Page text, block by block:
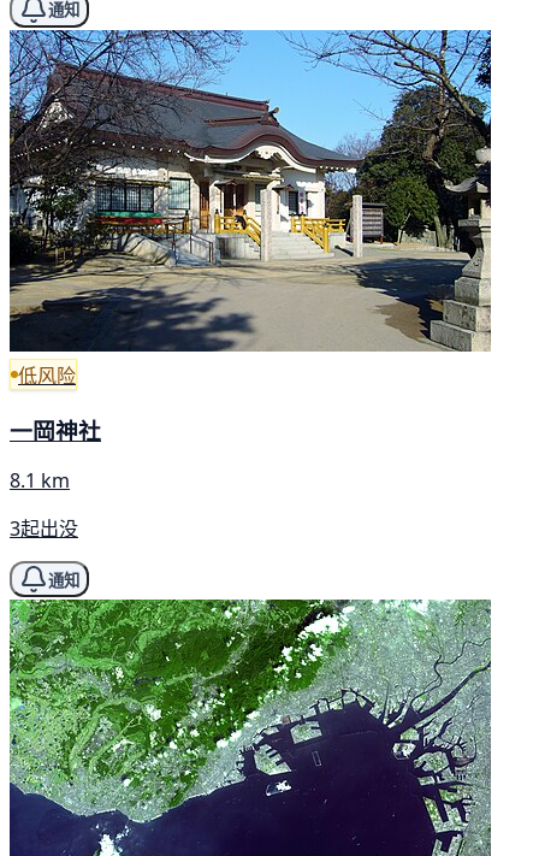
通知
低风险
一岡神社
8.1 km
3起出没
通知